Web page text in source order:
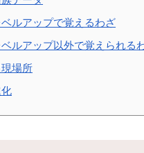
ベルアップで覚えるわざ
ベルアップ以外で覚えられる
場所